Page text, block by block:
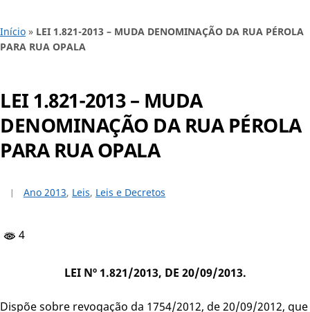
Início » LEI 1.821-2013 – MUDA DENOMINAÇÃO DA RUA PÉROLA
PARA RUA OPALA
LEI 1.821-2013 – MUDA
DENOMINAÇÃO DA RUA PÉROLA
PARA RUA OPALA
Ano 2013, Leis, Leis e Decretos
4
LEI Nº 1.821/2013, DE 20/09/2013.
Dispõe sobre revogação da 1754/2012, de 20/09/2012, que